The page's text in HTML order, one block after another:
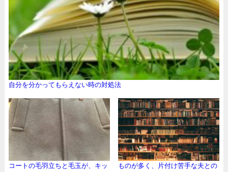
自分を分かってもらえない時の対処法
コートの毛羽立ちと毛玉が、キッ
ものが多く、片付け苦手な夫との